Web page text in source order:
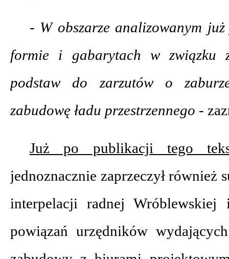
- W obszarze analizowanym
formie i gabarytach w związku
podstaw do zarzutów o
zabudowę ładu przestrzennego -
Już po publikacji tego
jednoznacznie zaprzeczył również
interpelacji radnej Wróblewskiej
powiązań urzędników